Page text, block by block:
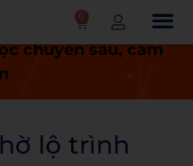
0
học viên
Đạt
chuyên sâu, cam
lộ trình